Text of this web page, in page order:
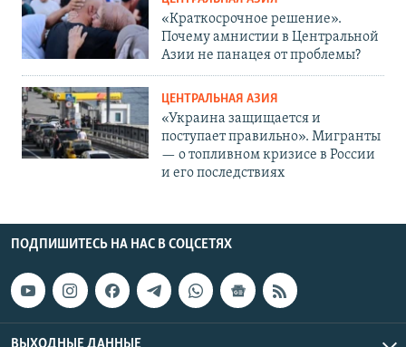
«Краткосрочное решение».
Почему амнистии в Центральной
Азии не панацея от проблемы?
ЦЕНТРАЛЬНАЯ АЗИЯ
«Украина защищается и
поступает правильно». Мигранты
— о топливном кризисе в России
и его последствиях
ПОДПИШИТЕСЬ НА НАС В СОЦСЕТЯХ
ВЫХОДНЫЕ ДАННЫЕ